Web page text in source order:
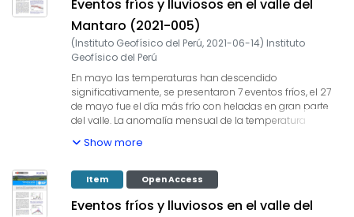
Eventos fríos y lluviosos en el valle del
Mantaro (2021-005)
(Instituto Geofísico del Perú, 2021-06-14) Instituto
Geofísico del Perú
En mayo las temperaturas han descendido
significativamente, se presentaron 7 eventos fríos, el 27
de mayo fue el día más frío con heladas en gran parte
del valle. La anomalía mensual de la temperatura
A pesar que la temporada de lluvias 2020/2021 ha
del Mantaro. Estas precipitaciones han acumulado un
máximo de 22.3 mm y 27 días secos en el valle, normal
para la época.
Show more
Item Open Access
Eventos fríos y lluviosos en el valle del